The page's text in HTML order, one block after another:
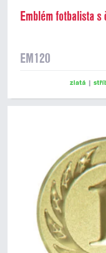
Emblém fotbalista
EM120
zlatá |